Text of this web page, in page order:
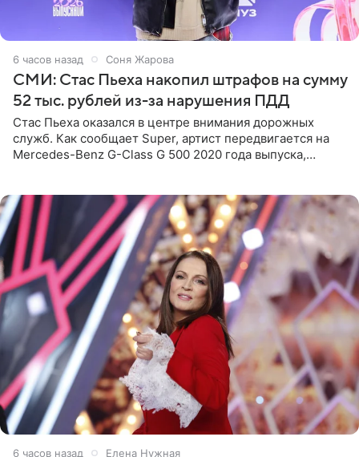
6 часов назад Соня Жарова
СМИ: Стас Пьеха накопил штрафов на сумму
52 тыс. рублей из-за нарушения ПДД
Стас Пьеха оказался в центре внимания дорожных
служб. Как сообщает Super, артист передвигается на
Mercedes-Benz G-Class G 500 2020 года выпуска,
6 часов назад Елена Нужная